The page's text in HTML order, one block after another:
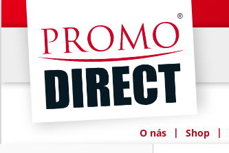
O nás | Shop |